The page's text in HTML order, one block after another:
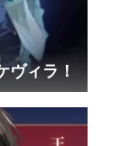
ヴィラ！